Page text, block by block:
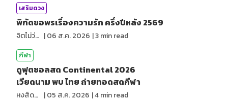
เสริมดวง
พิกัดขอพรเรื่องความรัก ครึ่งปีหลัง 2569
จิตไม่ว่าง |06 ส.ค. 2026 |3min read
กีฬา
ดูฟุตซอลสด Continental 2026
เวียดนาม พบ ไทย ถ่ายทอดสดกีฬา
หงส์ดรุณ |05 ส.ค. 2026 |4min read